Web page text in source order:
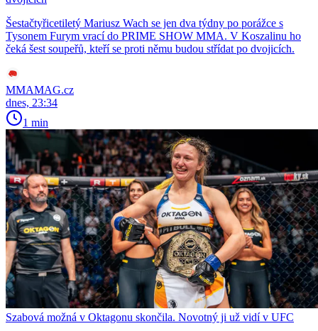
Šestačtyřicetiletý Mariusz Wach se jen dva týdny po porážce s
Tysonem Furym vrací do PRIME SHOW MMA. V Koszalinu ho
čeká šest soupeřů, kteří se proti němu budou střídat po dvojicích.
MMAMAG.cz
dnes, 23:34
1 min
Szabová možná v Oktagonu skončila. Novotný ji už vidí v UFC